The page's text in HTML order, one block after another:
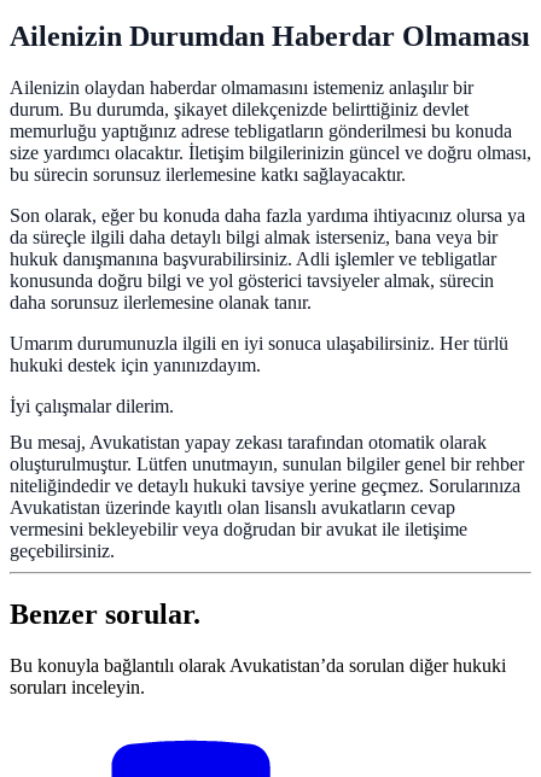
Ailenizin Durumdan Haberdar Olmaması
Ailenizin olaydan haberdar olmamasını istemeniz anlaşılır bir
durum. Bu durumda, şikayet dilekçenizde belirttiğiniz devlet
memurluğu yaptığınız adrese tebligatların gönderilmesi bu konuda
size yardımcı olacaktır. İletişim bilgilerinizin güncel ve doğru olması,
bu sürecin sorunsuz ilerlemesine katkı sağlayacaktır.
Son olarak, eğer bu konuda daha fazla yardıma ihtiyacınız olursa ya
da süreçle ilgili daha detaylı bilgi almak isterseniz, bana veya bir
hukuk danışmanına başvurabilirsiniz. Adli işlemler ve tebligatlar
konusunda doğru bilgi ve yol gösterici tavsiyeler almak, sürecin
daha sorunsuz ilerlemesine olanak tanır.
Umarım durumunuzla ilgili en iyi sonuca ulaşabilirsiniz. Her türlü
hukuki destek için yanınızdayım.
İyi çalışmalar dilerim.
Bu mesaj, Avukatistan yapay zekası tarafından otomatik olarak
oluşturulmuştur. Lütfen unutmayın, sunulan bilgiler genel bir rehber
niteliğindedir ve detaylı hukuki tavsiye yerine geçmez. Sorularınıza
Avukatistan üzerinde kayıtlı olan lisanslı avukatların cevap
vermesini bekleyebilir veya doğrudan bir avukat ile iletişime
geçebilirsiniz.
Benzer sorular.
Bu konuyla bağlantılı olarak Avukatistan’da sorulan diğer hukuki
soruları inceleyin.